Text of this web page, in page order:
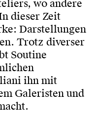
wo andere
dieser Zeit
Darstellungen
Trotz diverser
Soutine
ihn mit
Galeristen und